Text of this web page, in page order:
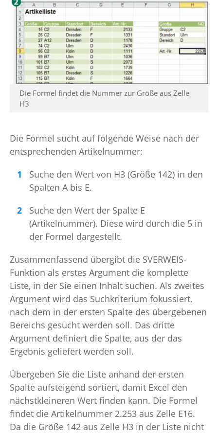
Die Formel findet die Nummer zur Größe aus Zelle
H3
Die Formel sucht auf folgende Weise nach der
entsprechenden Artikelnummer:
Suche den Wert von H3 (Größe 142) in den
Spalten A bis E.
Suche den Wert der Spalte E
(Artikelnummer). Diese wird durch die 5 in
der Formel dargestellt.
Zusammenfassend übergibt die SVERWEIS-
Funktion als erstes Argument die komplette
Liste, in der Sie einen Inhalt suchen. Als zweites
Argument wird das Suchkriterium fokussiert,
nach dem in der ersten Spalte des übergebenen
Bereichs gesucht werden soll. Das dritte
Argument definiert die Spalte, aus der das
Ergebnis geliefert werden soll.
Übergeben Sie die Liste anhand der ersten
Spalte aufsteigend sortiert, damit Excel den
nächstkleineren Wert finden kann. Die Formel
findet die Artikelnummer 2.253 aus Zelle E16.
Da die Größe 142 aus Zelle H3 in der Liste nicht